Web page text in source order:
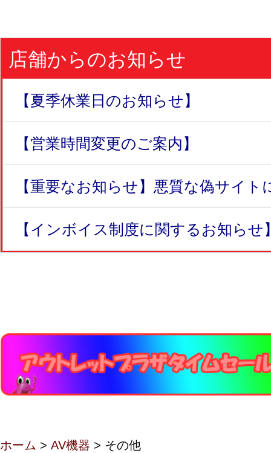
店舗からのお知らせ
【夏季休業日のお知らせ】
【営業時間変更のご案内】
【重要なお知らせ】悪質な偽サイト
【インボイス制度に関するお知らせ
ホーム > AV機器 > その他